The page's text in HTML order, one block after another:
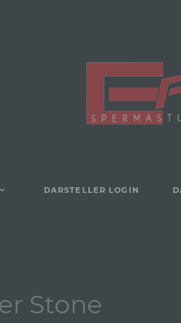
DARSTELLER LOGIN
Stone